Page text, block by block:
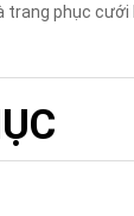
trang phục cưới